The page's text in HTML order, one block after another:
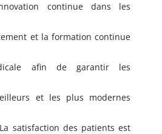
continue dans les
et la formation continue
afin de garantir les
et les plus modernes
satisfaction des patients est